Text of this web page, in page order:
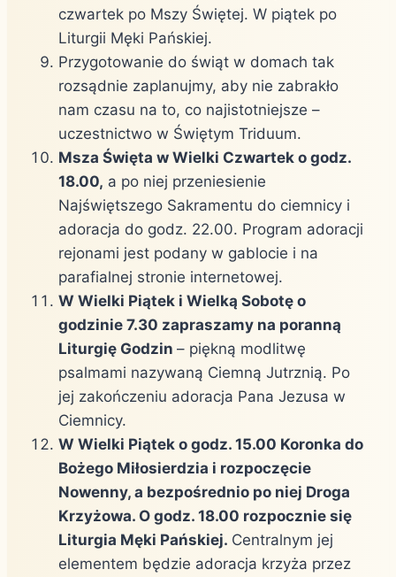
czwartek po Mszy Świętej. W piątek po
Liturgii Męki Pańskiej.
Przygotowanie do świąt w domach tak
rozsądnie zaplanujmy, aby nie zabrakło
nam czasu na to, co najistotniejsze –
uczestnictwo w Świętym Triduum.
Msza Święta w Wielki Czwartek o godz.
18.00, a po niej przeniesienie
Najświętszego Sakramentu do ciemnicy i
adoracja do godz. 22.00. Program adoracji
rejonami jest podany w gablocie i na
parafialnej stronie internetowej.
W Wielki Piątek i Wielką Sobotę o
godzinie 7.30 zapraszamy na poranną
Liturgię Godzin – piękną modlitwę
psalmami nazywaną Ciemną Jutrznią. Po
jej zakończeniu adoracja Pana Jezusa w
Ciemnicy.
W Wielki Piątek o godz. 15.00 Koronka do
Bożego Miłosierdzia i rozpoczęcie
Nowenny, a bezpośrednio po niej Droga
Krzyżowa. O godz. 18.00 rozpocznie się
Liturgia Męki Pańskiej. Centralnym jej
elementem będzie adoracja krzyża przez